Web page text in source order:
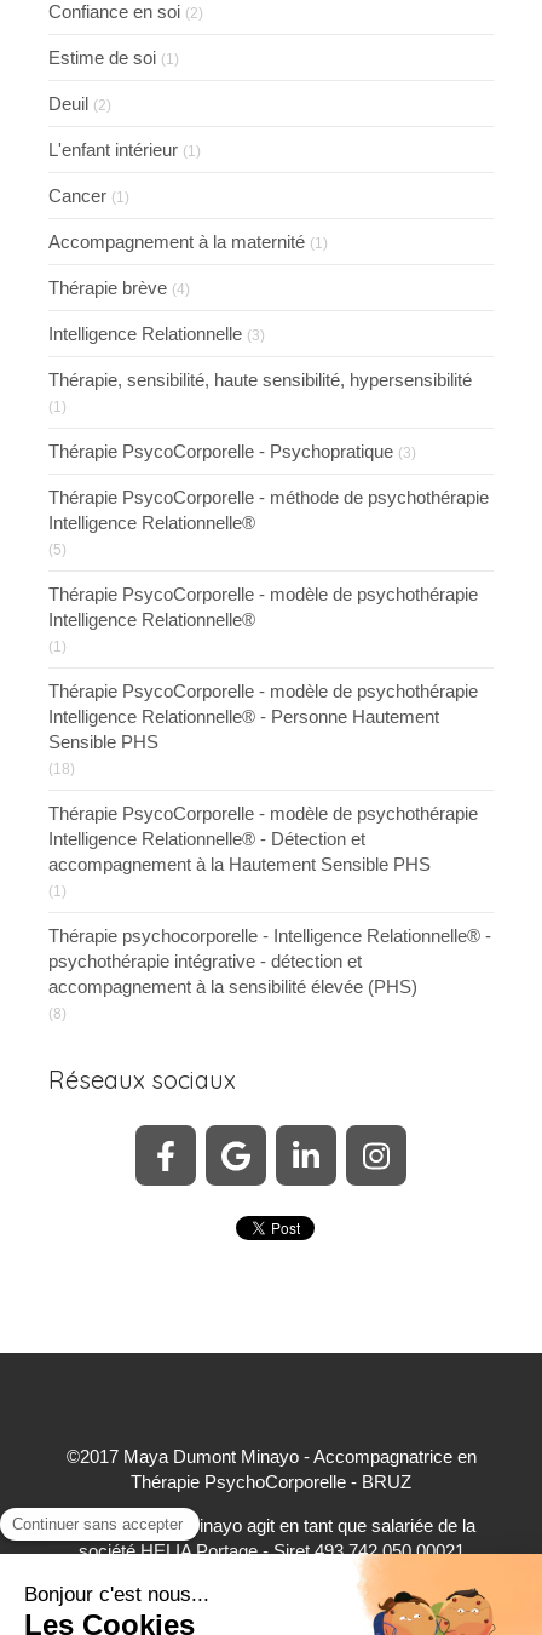
Confiance en soi (2)
Estime de soi (1)
Deuil (2)
L'enfant intérieur (1)
Cancer (1)
Accompagnement à la maternité (1)
Thérapie brève (4)
Intelligence Relationnelle (3)
Thérapie, sensibilité, haute sensibilité, hypersensibilité
(1)
Thérapie PsycoCorporelle - Psychopratique (3)
Thérapie PsycoCorporelle - méthode de psychothérapie
Intelligence Relationnelle®
(5)
Thérapie PsycoCorporelle - modèle de psychothérapie
Intelligence Relationnelle®
(1)
Thérapie PsycoCorporelle - modèle de psychothérapie
Intelligence Relationnelle® - Personne Hautement
Sensible PHS
(18)
Thérapie PsycoCorporelle - modèle de psychothérapie
Intelligence Relationnelle® - Détection et
accompagnement à la Hautement Sensible PHS
(1)
Thérapie psychocorporelle - Intelligence Relationnelle® -
psychothérapie intégrative - détection et
accompagnement à la sensibilité élevée (PHS)
(8)
Réseaux sociaux
©2017 Maya Dumont Minayo - Accompagnatrice en
Thérapie PsychoCorporelle - BRUZ
Maya Dumont Minayo agit en tant que salariée de la
société HELIA Portage - Siret 493 742 050 00021
accepte à ce titre les règlements par carte bancaire,
virement bancaire et espèces